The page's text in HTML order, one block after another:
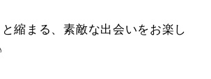
縮まる、素敵な出会いをお楽し